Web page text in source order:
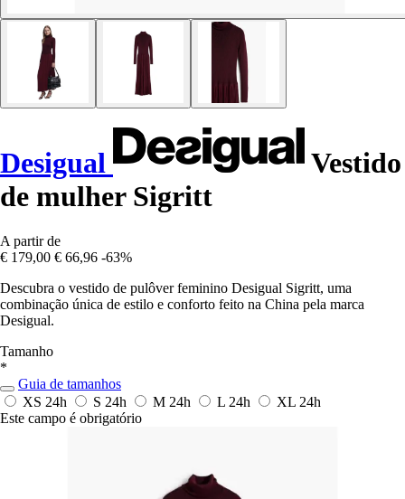
Desigual
Vestido
de mulher Sigritt
A partir de
€ 179,00 € 66,96 -63%
Descubra o vestido de pulôver feminino Desigual Sigritt, uma
combinação única de estilo e conforto feito na China pela marca
Desigual.
Tamanho
*
Guia de tamanhos
XS 24h S 24h M 24h L 24h XL 24h
Este campo é obrigatório